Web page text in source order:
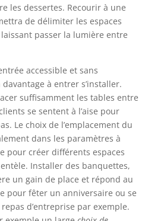
les dessertes. Recourir à une
de délimiter les espaces
passer la lumière entre
accessible et sans
à entrer s’installer.
suffisamment les tables entre
se sentent à l’aise pour
Le choix de l’emplacement du
dans les paramètres à
pour créer différents espaces
Installer des banquettes,
un gain de place et répond au
pour fêter un anniversaire ou se
d’entreprise par exemple.